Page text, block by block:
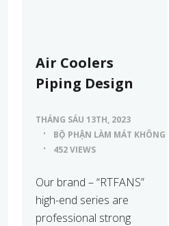
Air Coolers
Piping Design
THÁNG SÁU 13TH, 2023
BỘ PHẬN LÀM MÁT KHÔNG
452 VIEWS
Our brand – “RTFANS”
high-end series are
professional strong